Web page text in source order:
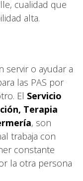
cualidad que
alta.
servir o ayudar a
las PAS por
El Servicio
Terapia
, son
trabaja con
constante
la otra persona